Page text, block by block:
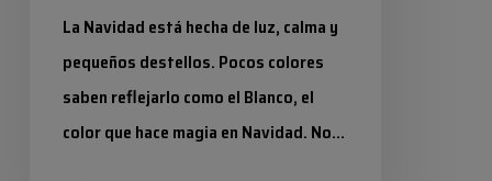
La Navidad está hecha de luz, calma y
pequeños destellos. Pocos colores
saben reflejarlo como el Blanco, el
color que hace magia en Navidad. No…